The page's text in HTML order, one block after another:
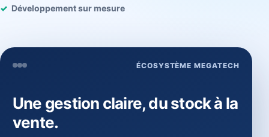
Développement sur mesure
ÉCOSYSTÈME MEGATECH
Une gestion claire, du stock à la
vente.